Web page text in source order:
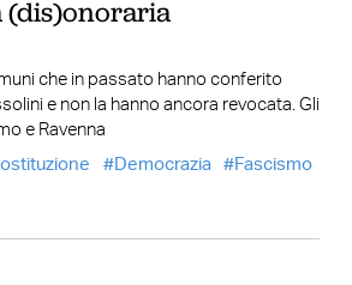
(dis)onoraria
che in passato hanno conferito
e non la hanno ancora revocata. Gli
e Ravenna
Democrazia
Fascismo